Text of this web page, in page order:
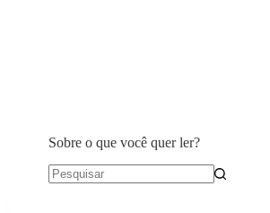
Sobre o que você quer ler?